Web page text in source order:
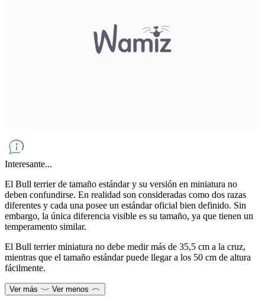
Interesante...
El Bull terrier de tamaño estándar y su versión en miniatura no
deben confundirse. En realidad son consideradas como dos razas
diferentes y cada una posee un estándar oficial bien definido. Sin
embargo, la única diferencia visible es su tamaño, ya que tienen un
temperamento similar.
El Bull terrier miniatura no debe medir más de 35,5 cm a la cruz,
mientras que el tamaño estándar puede llegar a los 50 cm de altura
fácilmente.
Ver más Ver menos